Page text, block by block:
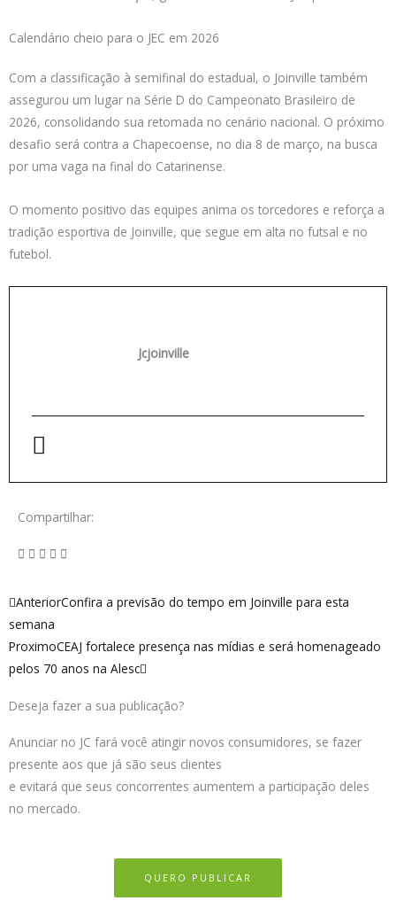
Calendário cheio para o JEC em 2026
Com a classificação à semifinal do estadual, o Joinville também
assegurou um lugar na Série D do Campeonato Brasileiro de
2026, consolidando sua retomada no cenário nacional. O próximo
desafio será contra a Chapecoense, no dia 8 de março, na busca
por uma vaga na final do Catarinense.
O momento positivo das equipes anima os torcedores e reforça a
tradição esportiva de Joinville, que segue em alta no futsal e no
futebol.
Jcjoinville
Compartilhar:
Anterior
AnteriorConfira a previsão do tempo em Joinville para esta
semana
ProximoCEAJ fortalece presença nas mídias e será homenageado
pelos 70 anos na Alesc
Próximo
Deseja fazer a sua publicação?
Anunciar no JC fará você atingir novos consumidores, se fazer
presente aos que já são seus clientes
e evitará que seus concorrentes aumentem a participação deles
no mercado.
QUERO PUBLICAR